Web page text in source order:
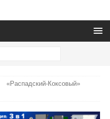
«Распадский-Коксовый»